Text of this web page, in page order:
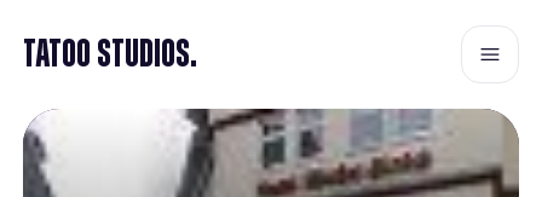
Tatoo Studios.